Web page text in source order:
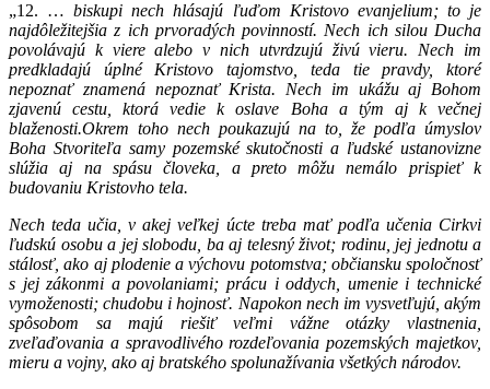
„12. …biskupi nech hlásajú ľuďom Kristovo evanjelium; to je
najdôležitejšia z ich prvoradých povinností. Nech ich silou Ducha
povolávajú k viere alebo v nich utvrdzujú živú vieru. Nech im
predkladajú úplné Kristovo tajomstvo, teda tie pravdy, ktoré
nepoznať znamená nepoznať Krista. Nech im ukážu aj Bohom
zjavenú cestu, ktorá vedie k oslave Boha a tým aj k večnej
blaženosti.Okrem toho nech poukazujú na to, že podľa úmyslov
Boha Stvoriteľa samy pozemské skutočnosti a ľudské ustanovizne
slúžia aj na spásu človeka, a preto môžu nemálo prispieť k
budovaniu Kristovho tela.
Nech teda učia, v akej veľkej úcte treba mať podľa učenia Cirkvi
ľudskú osobu a jej slobodu, ba aj telesný život; rodinu, jej jednotu a
stálosť, ako aj plodenie a výchovu potomstva; občiansku spoločnosť
s jej zákonmi a povolaniami; prácu i oddych, umenie i technické
vymoženosti; chudobu i hojnosť. Napokon nech im vysvetľujú, akým
spôsobom sa majú riešiť veľmi vážne otázky vlastnenia,
zveľaďovania a spravodlivého rozdeľovania pozemských majetkov,
mieru a vojny, ako aj bratského spolunažívania všetkých národov.